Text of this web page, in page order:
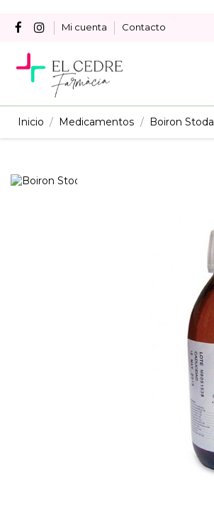
Mi cuenta Contacto
Inicio Medicamentos Boiron Stodal